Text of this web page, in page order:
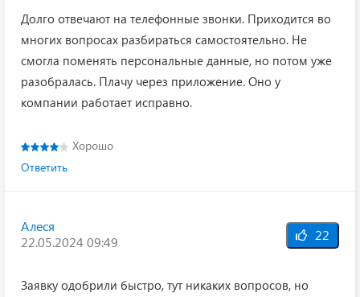
Долго отвечают на телефонные звонки. Приходится во
многих вопросах разбираться самостоятельно. Не
смогла поменять персональные данные, но потом уже
разобралась. Плачу через приложение. Оно у
компании работает исправно.
Хорошо
Ответить
Алеся
22.05.2024 09:49
22
Заявку одобрили быстро, тут никаких вопросов, но